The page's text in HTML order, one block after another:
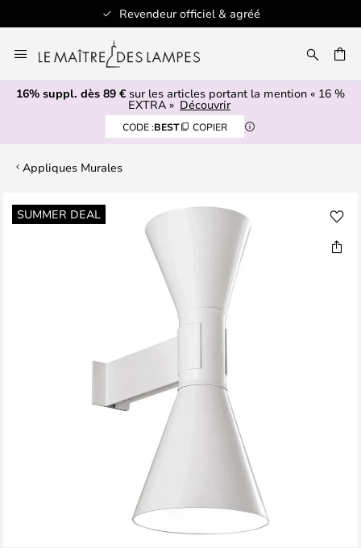
Revendeur officiel & agréé
au
contenu
16% suppl. dès 89 € sur les articles portant la mention « 16 %
EXTRA » Découvrir
CODE :BEST COPIER
Appliques Murales
SUMMER DEAL
Skip
to